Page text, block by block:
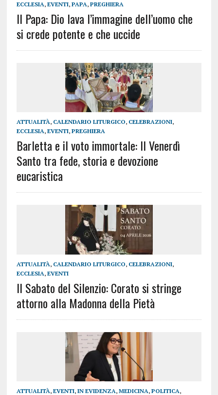
ECCLESIA, EVENTI, PAPA, PREGHIERA
Il Papa: Dio lava l’immagine dell’uomo che
si crede potente e che uccide
ATTUALITÀ, CALENDARIO LITURGICO, CELEBRAZIONI,
ECCLESIA, EVENTI, PREGHIERA
Barletta e il voto immortale: Il Venerdì
Santo tra fede, storia e devozione
eucaristica
ATTUALITÀ, CALENDARIO LITURGICO, CELEBRAZIONI,
ECCLESIA, EVENTI
Il Sabato del Silenzio: Corato si stringe
attorno alla Madonna della Pietà
ATTUALITÀ, EVENTI, IN EVIDENZA, MEDICINA, POLITICA,